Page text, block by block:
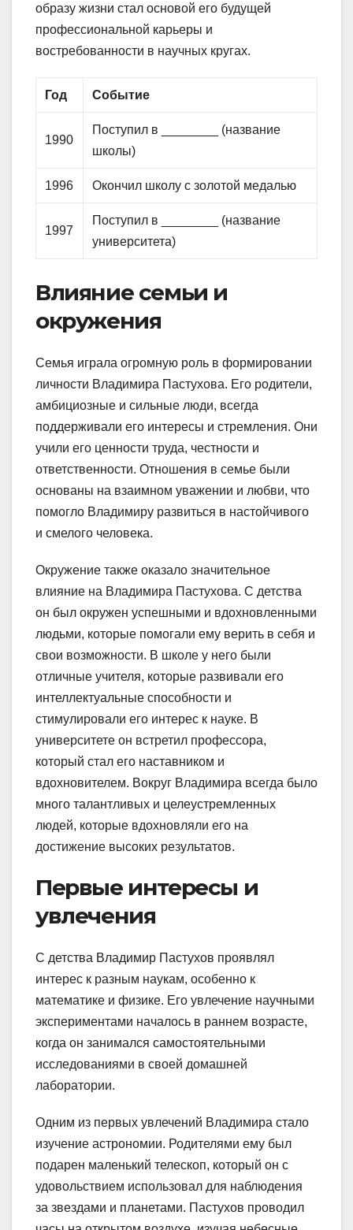
образу жизни стал основой его будущей
профессиональной карьеры и
востребованности в научных кругах.
Год Событие
1990
Поступил в ________ (название
школы)
1996 Окончил школу с золотой медалью
1997
Поступил в ________ (название
университета)
Влияние семьи и
окружения
Семья играла огромную роль в формировании
личности Владимира Пастухова. Его родители,
амбициозные и сильные люди, всегда
поддерживали его интересы и стремления. Они
учили его ценности труда, честности и
ответственности. Отношения в семье были
основаны на взаимном уважении и любви, что
помогло Владимиру развиться в настойчивого
и смелого человека.
Окружение также оказало значительное
влияние на Владимира Пастухова. С детства
он был окружен успешными и вдохновленными
людьми, которые помогали ему верить в себя и
свои возможности. В школе у него были
отличные учителя, которые развивали его
интеллектуальные способности и
стимулировали его интерес к науке. В
университете он встретил профессора,
который стал его наставником и
вдохновителем. Вокруг Владимира всегда было
много талантливых и целеустремленных
людей, которые вдохновляли его на
достижение высоких результатов.
Первые интересы и
увлечения
С детства Владимир Пастухов проявлял
интерес к разным наукам, особенно к
математике и физике. Его увлечение научными
экспериментами началось в раннем возрасте,
когда он занимался самостоятельными
исследованиями в своей домашней
лаборатории.
Одним из первых увлечений Владимира стало
изучение астрономии. Родителями ему был
подарен маленький телескоп, который он с
удовольствием использовал для наблюдения
за звездами и планетами. Пастухов проводил